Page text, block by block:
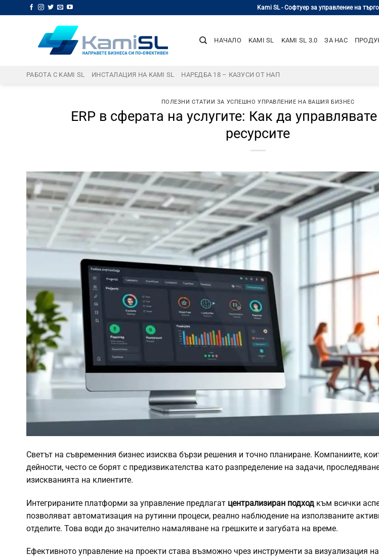
to
Kami SL - Софтуер за управление на
НАЧАЛО KAMI SL KAMI SL 3.0 ЗА НАС
РАБОТА С KAMI SL ИНСТАЛАЦИЯ НА KAMI SL НАРЕДБА 18 – КАЗУСИ ОТ НАП
ПОЛЕЗНИ СТАТИИ ЗА УСПЕШНО УПРАВЛЕНИЕ НА ВАШИЯ БИЗНЕС
ERP в сферата на услугите: Как да
ресурсите
Светът на съвременния бизнес изисква бързи решения и точно планиране. Компаниите,
дейности, често се борят с предизвикателства като разпределение на задачи,
изискванията на клиентите.
Интегрираните платформи за управление предлагат централизиран подход към всички
позволяват автоматизация на рутинни процеси, реално наблюдение на използваните
отделите. Това води до значително намаляване на грешките и загубата на време.
Ефективното управление на проекти става възможно чрез инструменти за визуализация